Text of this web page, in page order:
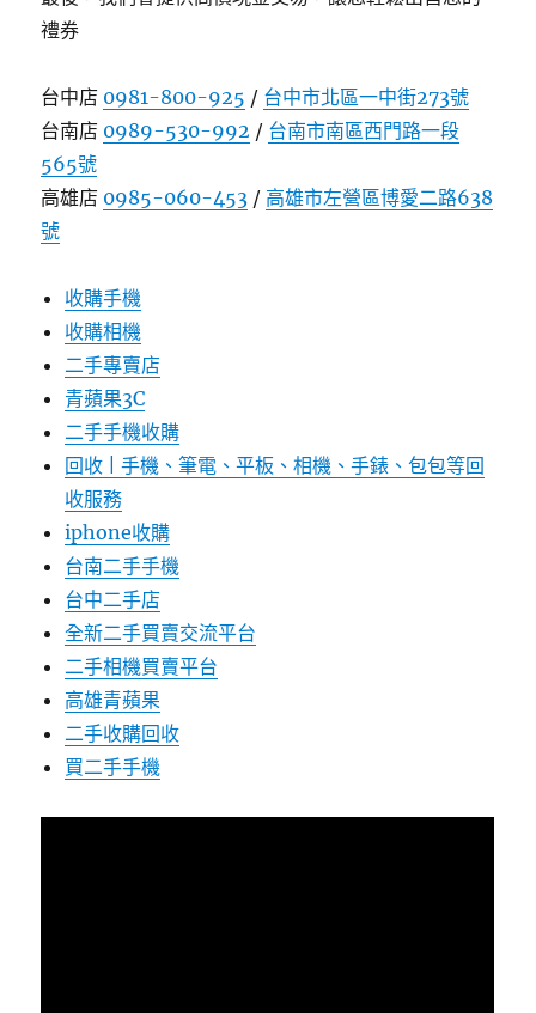
禮券
台中店 0981-800-925 / 台中市北區一中街273號
台南店 0989-530-992 / 台南市南區西門路一段
565號
高雄店 0985-060-453 / 高雄市左營區博愛二路638
號
收購手機
收購相機
二手專賣店
青蘋果3C
二手手機收購
回收 | 手機、筆電、平板、相機、手錶、包包等回
收服務
iphone收購
台南二手手機
台中二手店
全新二手買賣交流平台
二手相機買賣平台
高雄青蘋果
二手收購回收
買二手手機